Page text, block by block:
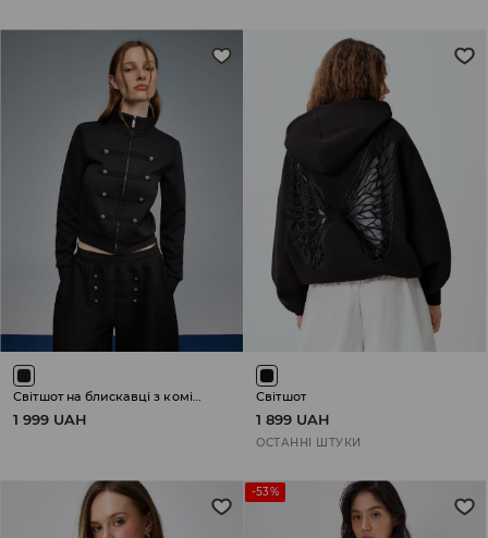
Світшот на блискавці з коміром-стійкою
1 999 UAH
Світшот
1 899 UAH
ОСТАННІ ШТУКИ
-53%